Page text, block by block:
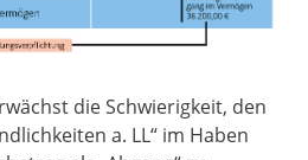
die Schwierigkeit, den
a. LL“ im Haben